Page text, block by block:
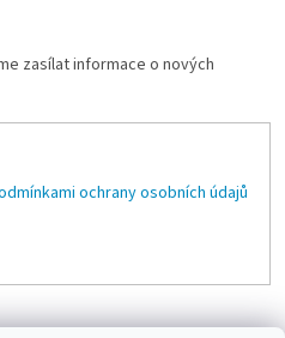
zasílat informace o nových
ochrany osobních údajů